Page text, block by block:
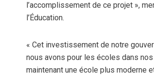
l’accomplissement de ce projet »,
l’Éducation.
« Cet investissement de notre
nous avons pour les écoles dans
maintenant une école plus moderne